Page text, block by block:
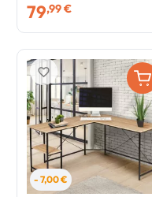
79,99 €
- 7,00 €
favorite_border